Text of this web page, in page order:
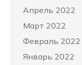
Апрель 2022
Март 2022
Февраль 2022
Январь 2022